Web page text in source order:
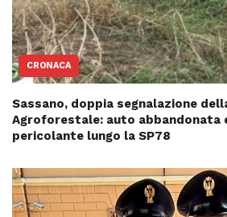
CRONACA
Sassano, doppia segnalazione
Agroforestale: auto abbandonata
pericolante lungo la SP78